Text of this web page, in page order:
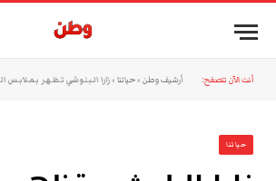
أنت الآن تتصفح: أرشيف وطن »حياتنا »زارا البلوشي تظهر بملابس البحر أثناء
حياتنا